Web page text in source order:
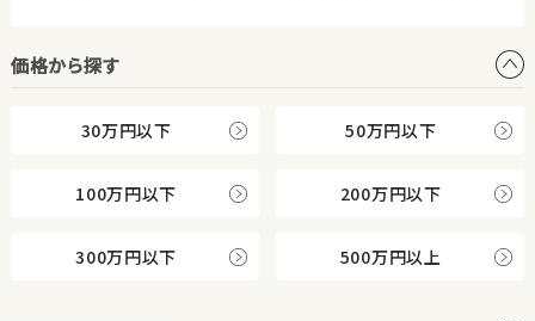
価格から探す
30万円以下 50万円以下
100万円以下 200万円以下
300万円以下 500万円以上